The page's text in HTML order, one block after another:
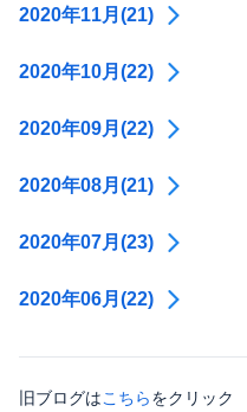
2020年11月(21)
2020年10月(22)
2020年09月(22)
2020年08月(21)
2020年07月(23)
2020年06月(22)
旧ブログはこちらをクリック